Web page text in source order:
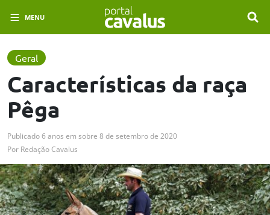
MENU
Geral
Características da raça
Pêga
Publicado6 anos em sobre 8 de setembro de 2020
Por Redação Cavalus